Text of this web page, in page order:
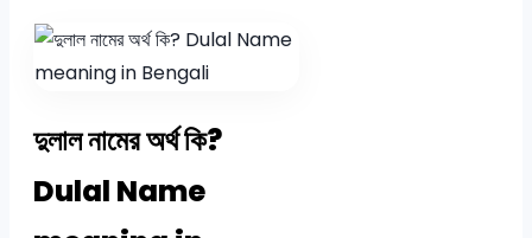
দুলাল নামের অর্থ কি?
Dulal Name